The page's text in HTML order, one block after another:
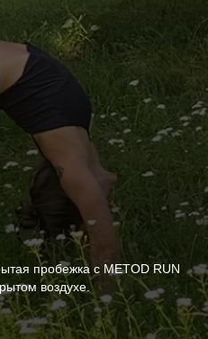
пробежка с METOD RUN
воздухе.